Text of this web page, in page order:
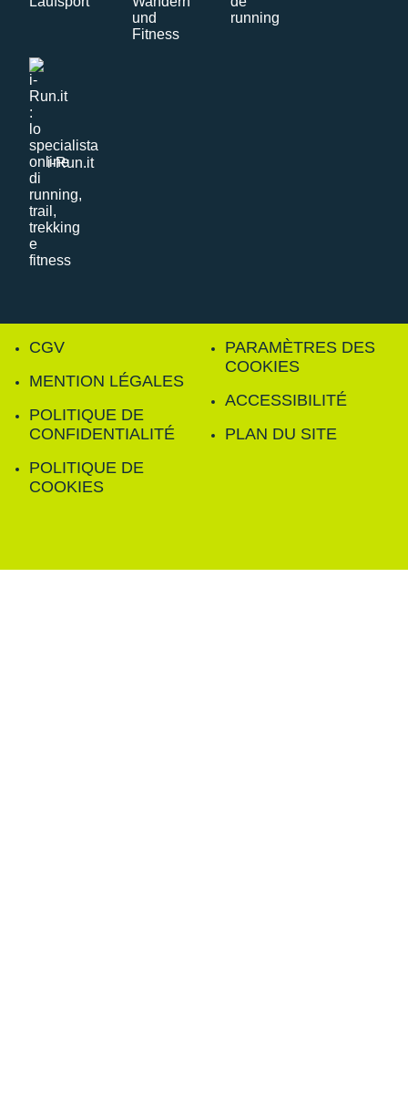
i-Run.it
CGV
MENTION LÉGALES
POLITIQUE DE
CONFIDENTIALITÉ
POLITIQUE DE
COOKIES
PARAMÈTRES DES
COOKIES
ACCESSIBILITÉ
PLAN DU SITE